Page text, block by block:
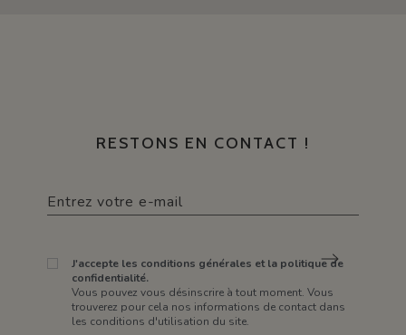
RESTONS EN CONTACT !
J'accepte les conditions générales et la politique de
confidentialité.
Vous pouvez vous désinscrire à tout moment. Vous
trouverez pour cela nos informations de contact dans
les conditions d'utilisation du site.